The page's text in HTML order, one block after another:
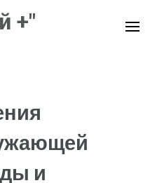
+"
и